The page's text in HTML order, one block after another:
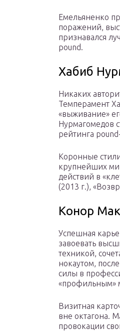
Емельяненко
поражений,
признавался
pound.
Хабиб
Никаких
Темперамент
«выживание»
Нурмагомедов
рейтинга
Коронные
крупнейших
действий в
(2013 г.),
Конор
Успешная
завоевать
техникой,
нокаутом,
силы в
«профильным»
Визитная
вне октагона.
провокации